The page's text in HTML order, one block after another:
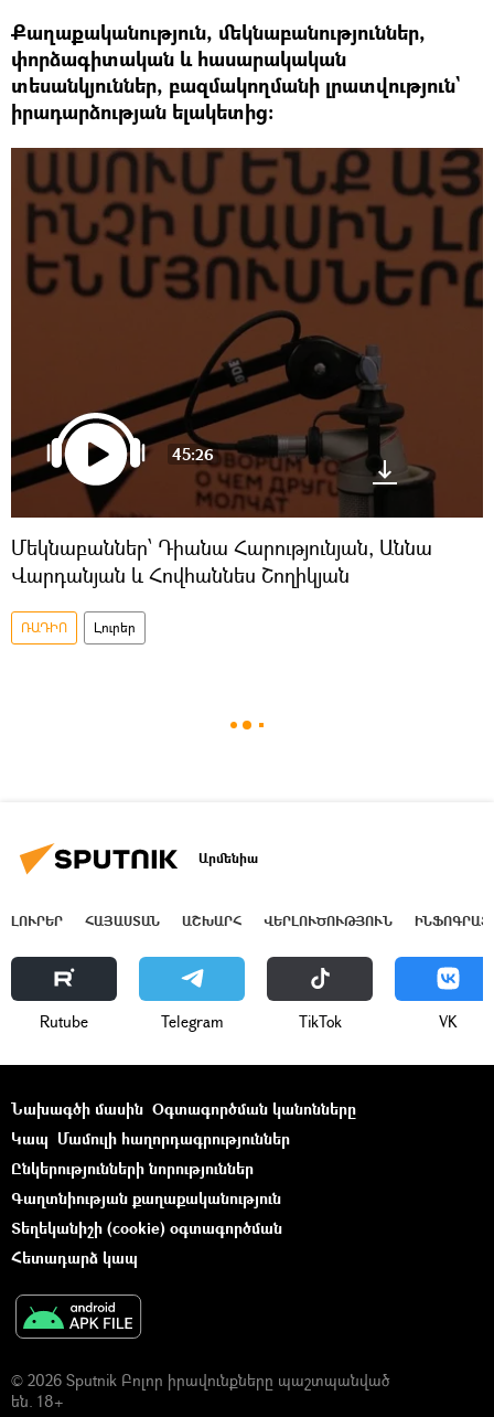
Քաղաքականություն, մեկնաբանություններ,
փորձագիտական և հասարակական
տեսանկյուններ, բազմակողմանի լրատվություն`
իրադարձության ելակետից:
45:26
Մեկնաբաններ՝ Դիանա Հարությունյան, Աննա
Վարդանյան և Հովհաննես Շողիկյան
ՌԱԴԻՈ Լուրեր
Արմենիա
ԼՈՒՐԵՐ ՀԱՅԱՍՏԱՆ ԱՇԽԱՐՀ ՎԵՐԼՈՒԾՈՒԹՅՈՒՆ
Rutube Telegram ТikТоk VK
Նախագծի մասին Օգտագործման կանոնները
Կապ Մամուլի հաղորդագրություններ
Ընկերությունների նորություններ
Գաղտնիության քաղաքականություն
Տեղեկանիշի (cookie) օգտագործման
Հետադարձ կապ
© 2026 Sputnik Բոլոր իրավունքները պաշտպանված
են. 18+